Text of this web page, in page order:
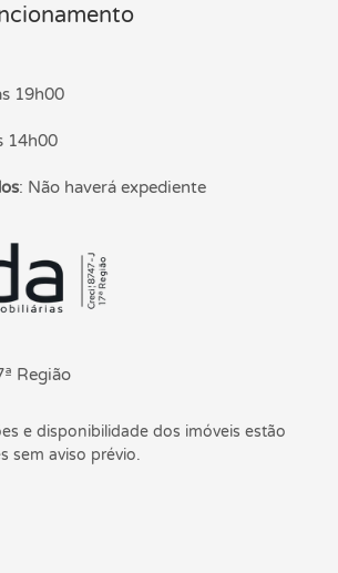
19h00
14h00
: Não haverá expediente
Região
e disponibilidade dos imóveis estão
sem aviso prévio.